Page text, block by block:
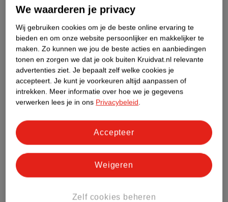
Dit product heeft (nog) geen Nature
Impact Score.
Meer informatie
Bestel & Bezorginformatie
Bekijk ook
Meer
Hoe controleren wij de reviews?
We waarderen je privacy
Wij gebruiken cookies om je de beste online ervaring te
bieden en om onze website persoonlijker en makkelijker te
maken. Zo kunnen we jou de beste acties en aanbiedingen
tonen en zorgen we dat je ook buiten Kruidvat.nl relevante
advertenties ziet. Je bepaalt zelf welke cookies je
accepteert. Je kunt je voorkeuren altijd aanpassen of
intrekken. Meer informatie over hoe we je gegevens
verwerken lees je in ons Privacybeleid.
Zelf cookies beheren
Weigeren
Accepteer